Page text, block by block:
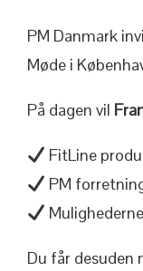
PM Danmark
Møde i
På dagen vil
FitLine
PM
Du får desuden